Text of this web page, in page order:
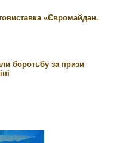
«Євромайдан.
боротьбу за призи